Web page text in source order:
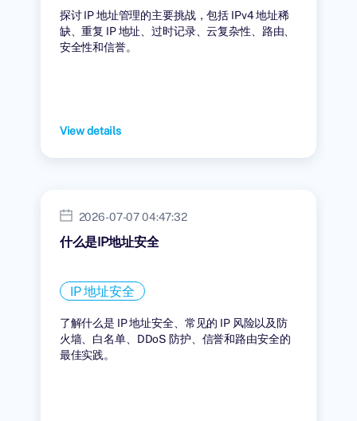
探讨 IP 地址管理的主要挑战，包括 IPv4 地址稀
缺、重复 IP 地址、过时记录、云复杂性、路由、
安全性和信誉。
View details
2026-07-07 04:47:32
什么是IP地址安全
IP 地址安全
了解什么是 IP 地址安全、常见的 IP 风险以及防
火墙、白名单、DDoS 防护、信誉和路由安全的
最佳实践。